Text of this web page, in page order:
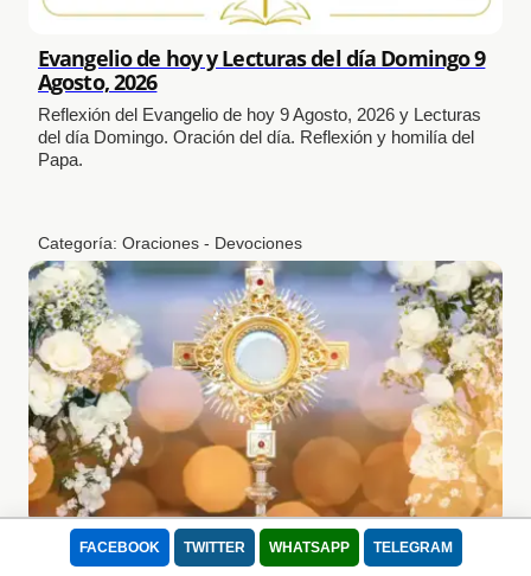
FACEBOOK TWITTER WHATSAPP TELEGRAM
Evangelio de hoy y Lecturas del día Domingo 9
Agosto, 2026
Reflexión del Evangelio de hoy 9 Agosto, 2026 y Lecturas
del día Domingo. Oración del día. Reflexión y homilía del
Papa.
Categoría: Oraciones - Devociones
El Alma de Cristo: La oración que todo católico